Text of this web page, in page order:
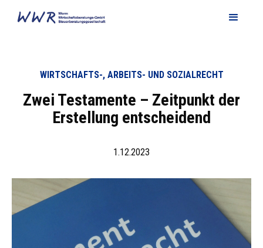
WIRTSCHAFTS-, ARBEITS- UND SOZIALRECHT
Zwei Testamente – Zeitpunkt der
Erstellung entscheidend
1.12.2023